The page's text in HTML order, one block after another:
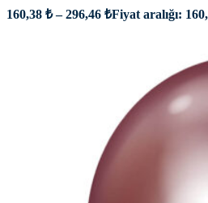
160,38 ₺ –296,46 ₺Fiyat aralığı: